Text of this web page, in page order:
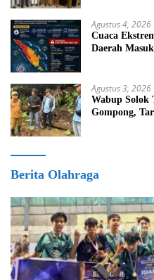
Agustus 4, 2026
Cuaca
Daerah
Agustus 3, 2026
Wabup Solok
Gompong,
Berita Olahraga